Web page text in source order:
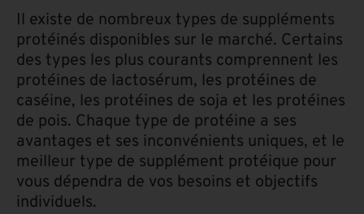
Il existe de nombreux types de suppléments
protéinés disponibles sur le marché. Certains
des types les plus courants comprennent les
protéines de lactosérum, les protéines de
caséine, les protéines de soja et les protéines
de pois. Chaque type de protéine a ses
avantages et ses inconvénients uniques, et le
meilleur type de supplément protéique pour
vous dépendra de vos besoins et objectifs
individuels.